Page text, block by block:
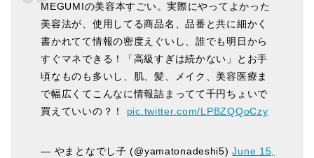
MEGUMIの美容本すごい。実際にやってよかった
美容法が、使用してる商品名、品番と共に細かく
書かれてて情報の密度えぐいし、誰でも明日から
すぐマネできる！「高級すぎは続かない」とお手
頃なものも多いし、肌、髪、メイク、美容医療ま
で幅広くてこんなに情報詰まってて千円ちょいで
買えていいの？！ pic.twitter.com/LPBZQQoCzy
— やまとなでし子 (@yamatonadeshi5)June 15,